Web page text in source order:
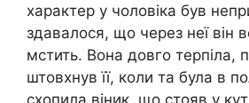
характер у чоловіка був
здавалося, що через неї він
мстить. Вона довго терпіла,
штовхнув її, коли та була в
схопила віник, що стояв у